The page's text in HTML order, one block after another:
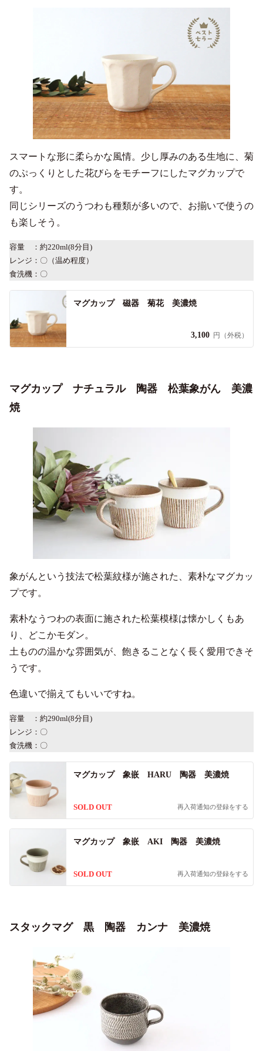
スマートな形に柔らかな風情。少し厚みのある生地に、菊
のぷっくりとした花びらをモチーフにしたマグカップで
す。
同じシリーズのうつわも種類が多いので、お揃いで使うの
も楽しそう。
容量 ：約220ml(8分目)
レンジ：〇（温め程度）
食洗機：〇
マグカップ 磁器 菊花 美濃焼
3,100 円（外税）
マグカップ ナチュラル 陶器 松葉象がん 美濃
焼
象がんという技法で松葉紋様が施された、素朴なマグカッ
プです。
素朴なうつわの表面に施された松葉模様は懐かしくもあ
り、どこかモダン。
土ものの温かな雰囲気が、飽きることなく長く愛用できそ
うです。
色違いで揃えてもいいですね。
容量 ：約290ml(8分目)
レンジ：〇
食洗機：〇
マグカップ 象嵌 HARU 陶器 美濃焼
SOLD OUT 再入荷通知の登録をする
マグカップ 象嵌 AKI 陶器 美濃焼
SOLD OUT 再入荷通知の登録をする
スタックマグ 黒 陶器 カンナ 美濃焼